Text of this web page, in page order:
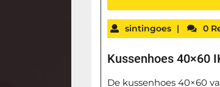
sintingoes | 0
Kussenhoes 40×60
De kussenhoes 40×60